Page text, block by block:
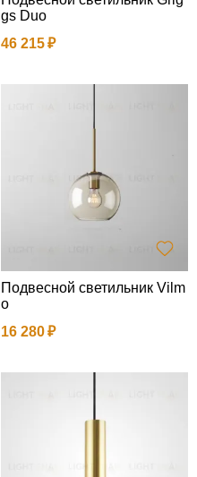
gs Duo
46 215
Подвесной светильник Vilm
o
16 280